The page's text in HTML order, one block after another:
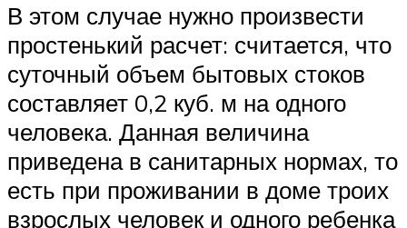
В этом случае нужно произвести
простенький расчет: считается, что
суточный объем бытовых стоков
составляет 0,2 куб. м на одного
человека. Данная величина
приведена в санитарных нормах, то
есть при проживании в доме троих
взрослых человек и одного ребенка